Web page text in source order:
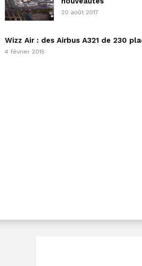
20 août 2017
Wizz Air : des Airbus A321 de 230
4 février 2015